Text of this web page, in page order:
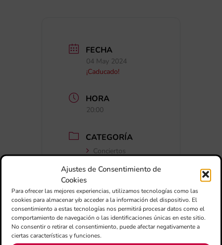
Ajustes de Consentimiento de
Cookies
Para ofrecer las mejores experiencias, utilizamos tecnologías como las
cookies para almacenar y/o acceder a la información del dispositivo. El
consentimiento a estas tecnologías nos permitirá procesar datos como el
comportamiento de navegación o las identificaciones únicas en este sitio.
No consentir o retirar el consentimiento, puede afectar negativamente a
ciertas características y funciones.
FECHA
04 May 2024
¡Caducado!
HORA
20:00
CATEGORÍA
Conciertos
+ Añadir a Google Calendar